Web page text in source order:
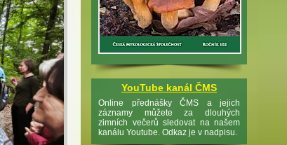
YouTube kanál ČMS
Online přednášky ČMS a jejich
záznamy můžete za dlouhých
zimních večerů sledovat na našem
kanálu Youtube. Odkaz je v nadpisu.